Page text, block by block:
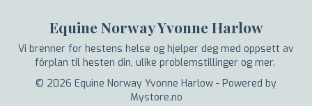
Equine Norway Yvonne Harlow
Vi brenner for hestens helse og hjelper deg med oppsett av
fôrplan til hesten din, ulike problemstillinger og mer.
© 2026 Equine Norway Yvonne Harlow - Powered by
Mystore.no